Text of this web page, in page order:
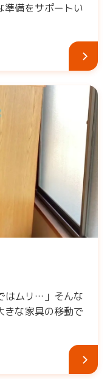
準備をサポートい
はムリ…」そんな
きな家具の移動で